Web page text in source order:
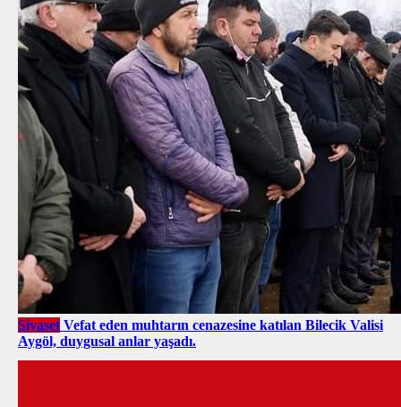
Siyaset Vefat eden muhtarın cenazesine katılan Bilecik Valisi
Aygöl, duygusal anlar yaşadı.